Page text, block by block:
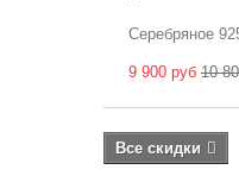
Серебряное
9 900 руб 10
Все скидки